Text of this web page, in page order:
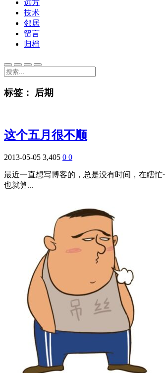
远方
技术
邻居
留言
归档
标签： 后期
这个五月很不顺
2013-05-05 3,405 0 0
最近一直想写博客的，总是没有时间，在瞎
也就算...